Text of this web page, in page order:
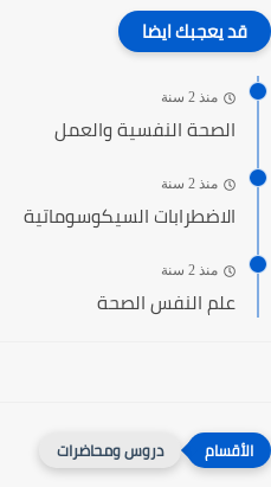
قد يعجبك ايضا
منذ 2 سنة
الصحة النفسية والعمل
منذ 2 سنة
الاضطرابات السيكوسوماتية
منذ 2 سنة
علم النفس الصحة
دروس ومحاضرات